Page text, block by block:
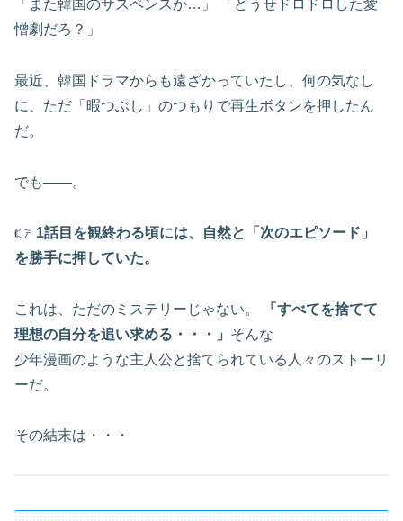
「また韓国のサスペンスか…」 「どうせドロドロした愛
憎劇だろ？」
最近、韓国ドラマからも遠ざかっていたし、何の気なし
に、ただ「暇つぶし」のつもりで再生ボタンを押したん
だ。
でも――。
👉 1話目を観終わる頃には、自然と「次のエピソード」
を勝手に押していた。
これは、ただのミステリーじゃない。
「すべてを捨てて
理想の自分を追い求める・・・」 そんな
少年漫画のような主人公と捨てられている人々のストーリ
ーだ。
その結末は・・・